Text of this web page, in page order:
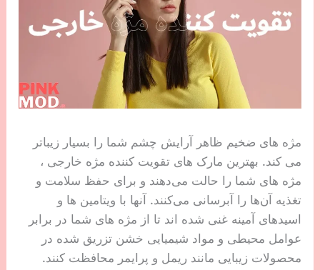
مژه های ضخیم ظاهر آرایش چشم شما را بسیار زیباتر
می کند. بهترین مارک های تقویت کننده مژه خارجی ،
مژه های شما را حالت می‌دهند و برای حفظ سلامت و
تغذیه آن‌ها را آبرسانی می‌کنند. آنها با ویتامین ها و
اسیدهای آمینه غنی شده اند تا از مژه های شما در برابر
عوامل محیطی و مواد شیمیایی خشن تزریق شده در
محصولات زیبایی مانند ریمل و پرایمر محافظت کنند.